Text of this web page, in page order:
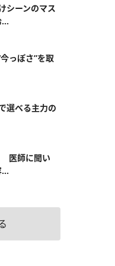
シーンのマス
っぽさ”を取
選べる主力の
医師に聞い